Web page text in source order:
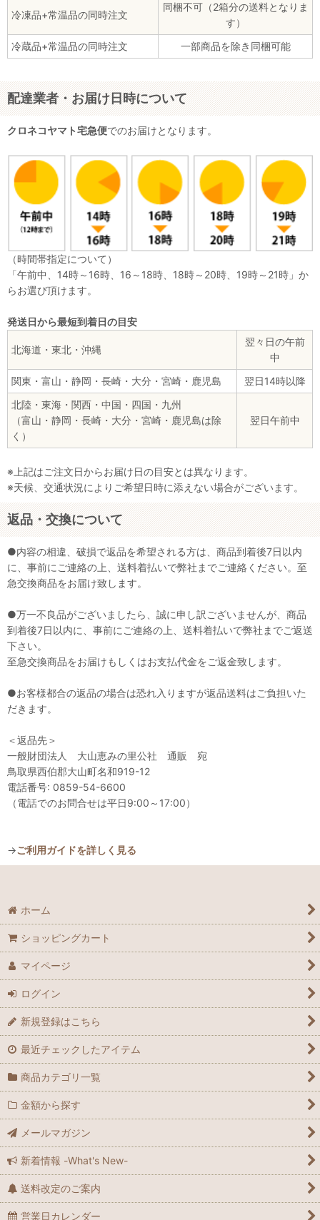
冷凍品+常温品の同時注文
同梱不可（2箱分の送料となりま
す）
冷蔵品+常温品の同時注文
一部商品を除き同梱可能
配達業者・お届け日時について
クロネコヤマト宅急便でのお届けとなります。
（時間帯指定について）
「午前中、14時～16時、16～18時、18時～20時、19時～21時」か
らお選び頂けます。
発送日から最短到着日の目安
北海道・東北・沖縄
翌々日の午前
中
関東・富山・静岡・長崎・大分・宮崎・鹿児島
翌日14時以降
北陸・東海・関西・中国・四国・九州
（富山・静岡・長崎・大分・宮崎・鹿児島は除
く）
翌日午前中
※上記はご注文日からお届け日の目安とは異なります。
※天候、交通状況によりご希望日時に添えない場合がございます。
返品・交換について
●内容の相違、破損で返品を希望される方は、商品到着後7日以内
に、事前にご連絡の上、送料着払いで弊社までご連絡ください。至
急交換商品をお届け致します。
●万一不良品がございましたら、誠に申し訳ございませんが、商品
到着後7日以内に、事前にご連絡の上、送料着払いで弊社までご返送
下さい。
至急交換商品をお届けもしくはお支払代金をご返金致します。
●お客様都合の返品の場合は恐れ入りますが返品送料はご負担いた
だきます。
＜返品先＞
一般財団法人 大山恵みの里公社 通販 宛
鳥取県西伯郡大山町名和919-12
電話番号: 0859-54-6600
（電話でのお問合せは平日9:00～17:00）
→ご利用ガイドを詳しく見る
ホーム
ショッピングカート
マイページ
ログイン
新規登録はこちら
最近チェックしたアイテム
商品カテゴリ一覧
金額から探す
メールマガジン
新着情報 -What's New-
送料改定のご案内
営業日カレンダー